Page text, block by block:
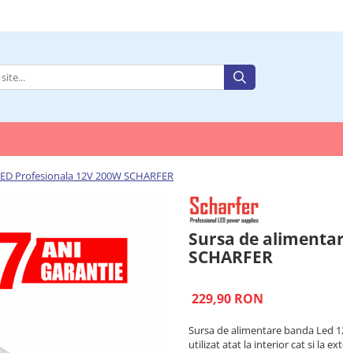
Profesionala 12V 200W SCHARFER
Sursa de
SCHARFER
229,90 RON
Sursa de alimentare banda Led
utilizat atat la interior cat si la